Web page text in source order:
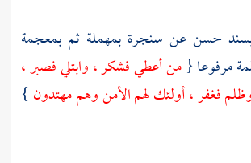
حسن عن سنجرة بمهملة ثم بمعجمة
مرفوعا {من أعطي فشكر ، وابتلي فصبر ،
فغفر ، أولئك لهم الأمن وهم مهتدون }